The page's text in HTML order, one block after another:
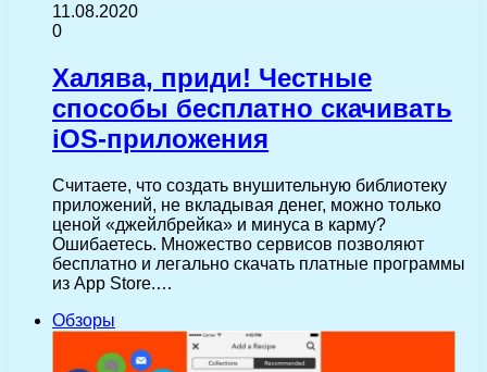
11.08.2020
0
Халява, приди! Честные
способы бесплатно скачивать
iOS-приложения
Считаете, что создать внушительную библиотеку
приложений, не вкладывая денег, можно только
ценой «джейлбрейка» и минуса в карму?
Ошибаетесь. Множество сервисов позволяют
бесплатно и легально скачать платные программы
из App Store.…
Обзоры